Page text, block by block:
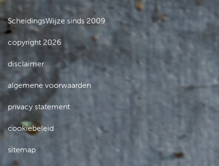
ScheidingsWijze sinds 2009
copyright 2026
disclaimer
algemene voorwaarden
privacy statement
cookiebeleid
sitemap